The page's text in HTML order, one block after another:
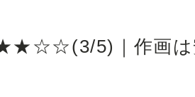
5)｜作画は